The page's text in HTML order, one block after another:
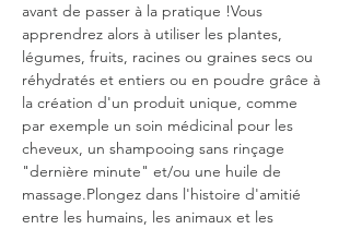
avant de passer à la pratique !Vous
apprendrez alors à utiliser les plantes,
légumes, fruits, racines ou graines secs ou
réhydratés et entiers ou en poudre grâce à
la création d'un produit unique, comme
par exemple un soin médicinal pour les
cheveux, un shampooing sans rinçage
"dernière minute" et/ou une huile de
massage.Plongez dans l'histoire d'amitié
entre les humains, les animaux et les